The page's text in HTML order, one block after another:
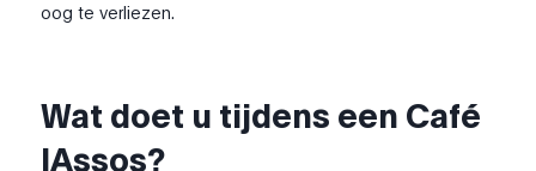
oog te verliezen.
Wat doet u tijdens een Café
IAssos?